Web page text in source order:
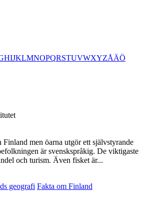
HIJKLMNOPQRSTUVWXYZÅÄÖ
men öarna utgör ett självstyrande
är svenskspråkig. De viktigaste
och turism. Även fisket är...
geografi Fakta om Finland